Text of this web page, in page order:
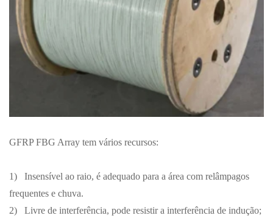
GFRP FBG Array tem vários recursos:
1) Insensível ao raio, é adequado para a área com relâmpagos
frequentes e chuva.
2) Livre de interferência, pode resistir a interferência de indução;